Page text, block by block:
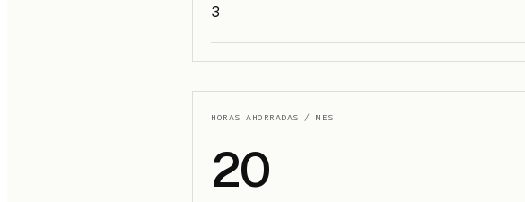
HORAS AHORRADAS / MES
20